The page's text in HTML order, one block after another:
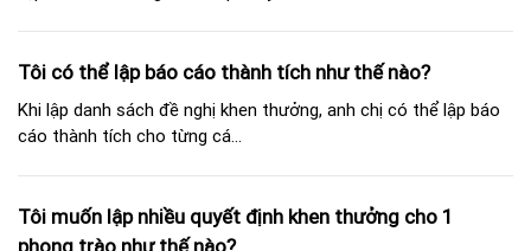
Tôi có thể lập báo cáo thành tích như thế nào?
Khi lập danh sách đề nghị khen thưởng, anh chị có thể lập báo
cáo thành tích cho từng cá...
Tôi muốn lập nhiều quyết định khen thưởng cho 1